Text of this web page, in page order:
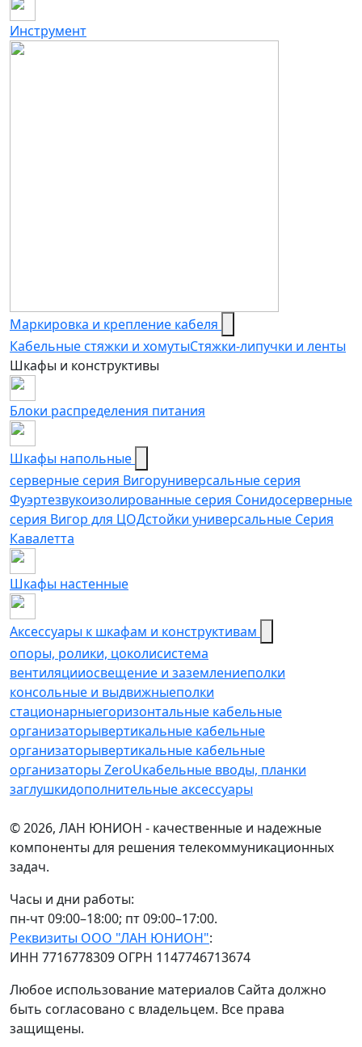
Инструмент
Маркировка и крепление кабеля
Кабельные стяжки и хомутыСтяжки-липучки и ленты
Шкафы и конструктивы
Блоки распределения питания
Шкафы напольные
серверные серия Вигоруниверсальные серия
Фуэртезвукоизолированные серия Сонидосерверные
серия Вигор для ЦОДстойки универсальные Серия
Кавалетта
Шкафы настенные
Аксессуары к шкафам и конструктивам
опоры, ролики, цоколиcистема
вентиляцииосвещение и заземлениеполки
консольные и выдвижныеполки
стационарныегоризонтальные кабельные
организаторывертикальные кабельные
организаторывертикальные кабельные
организаторы ZeroUкабельные вводы, планки
заглушкидополнительные аксессуары
© 2026, ЛАН ЮНИОН - качественные и надежные
компоненты для решения телекоммуникационных
задач.
Часы и дни работы:
пн-чт 09:00–18:00; пт 09:00–17:00.
Реквизиты ООО "ЛАН ЮНИОН":
ИНН 7716778309 ОГРН 1147746713674
Любое использование материалов Сайта должно
быть согласовано с владельцем. Все права
защищены.